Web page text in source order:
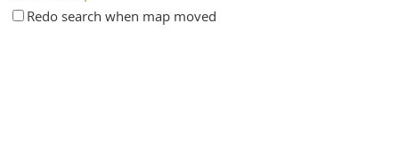
Redo search when map moved